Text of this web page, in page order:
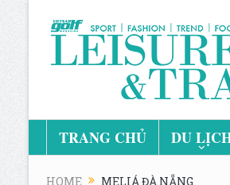
TRANG CHỦ DU
HOME MELIÁ ĐÀ NẴNG